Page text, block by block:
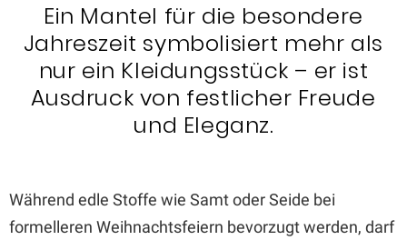
Ein Mantel für die besondere
Jahreszeit symbolisiert mehr als
nur ein Kleidungsstück – er ist
Ausdruck von festlicher Freude
und Eleganz.
Während edle Stoffe wie Samt oder Seide bei
formelleren Weihnachtsfeiern bevorzugt werden, darf